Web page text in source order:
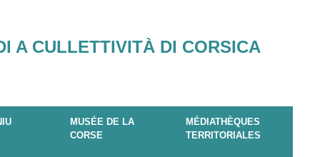
A CULLETTIVITÀ DI CORSICA
MUSÉE DE LA
CORSE
MÉDIATHÈQUES
TERRITORIALES